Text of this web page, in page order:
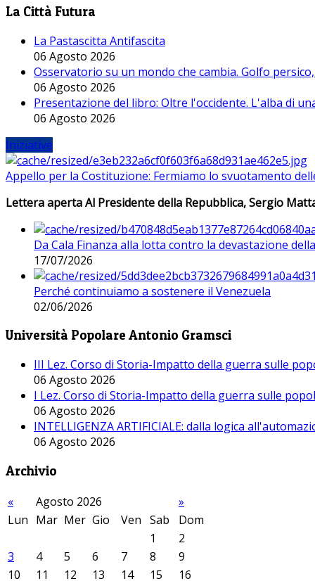
La Città Futura
La Pastascitta Antifascita
06 Agosto 2026
Osservatorio su un mondo che cambia. Golfo
06 Agosto 2026
Presentazione del libro: Oltre l'occidente. L'alba di
06 Agosto 2026
Iniziative
Appello per la Costituzione: Fermiamo lo svuotamento
Lettera aperta Al Presidente della Repubblica, Sergio
Da Cala Finanza alla lotta contro la devastazione
17/07/2026
Perché continuiamo a sostenere il Venezuela
02/06/2026
Università Popolare Antonio Gramsci
III Lez. Corso di Storia-Impatto della guerra sulle
06 Agosto 2026
I Lez. Corso di Storia-Impatto della guerra sulle
06 Agosto 2026
INTELLIGENZA ARTIFICIALE: dalla logica
06 Agosto 2026
Archivio
« Agosto 2026
»
Lun Mar Mer Gio Ven Sab
Dom
1
2
3
4 5 6 7 8
9
10
11 12 13 14 15 16